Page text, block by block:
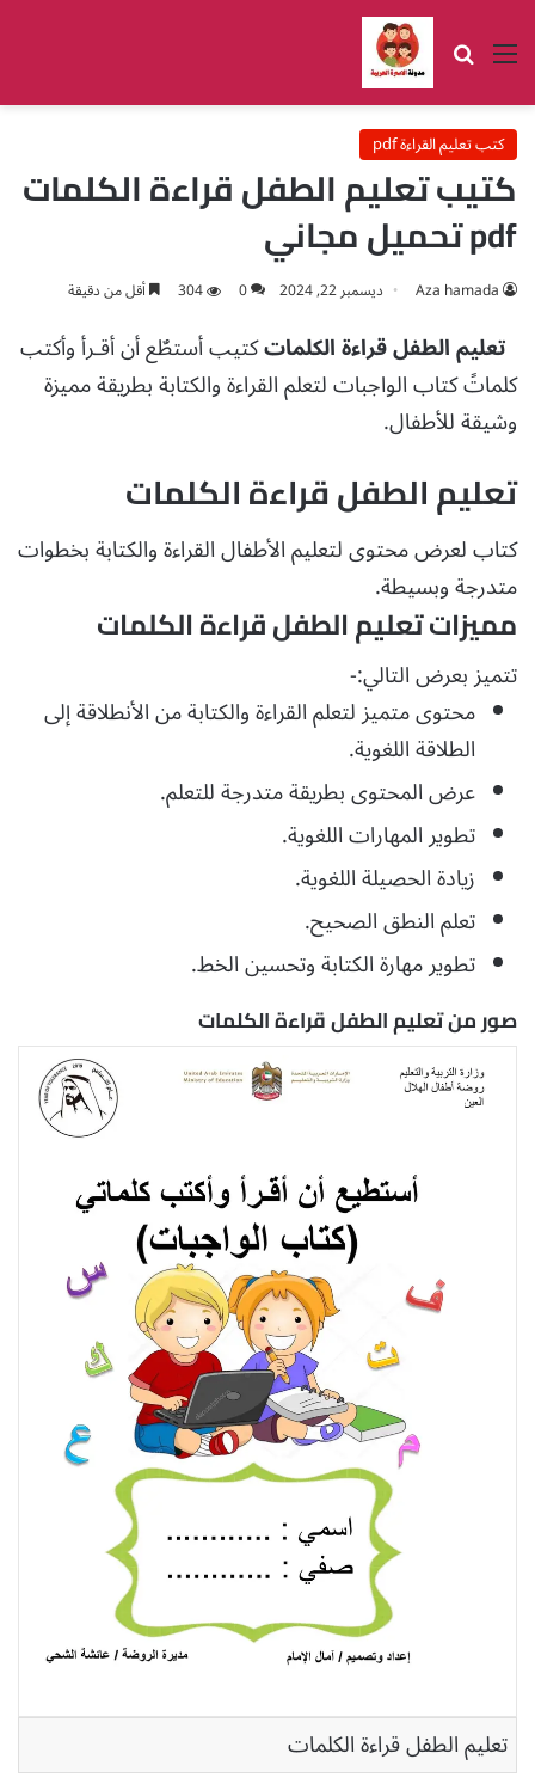
القائمة بحث عن
كتب تعليم القراءة pdf
كتيب تعليم الطفل قراءة الكلمات
pdf تحميل مجاني
Aza hamada ديسمبر 22, 2024 0
304 أقل من دقيقة
تعليم الطفل قراءة الكلماتكتيب أستطٌع أن أقـرأ وأكتب
كلماتً كتاب الواجبات لتعلم القراءة والكتابة بطريقة مميزة
وشيقة للأطفال.
تعليم الطفل قراءة الكلمات
كتاب لعرض محتوى لتعليم الأطفال القراءة والكتابة بخطوات
متدرجة وبسيطة.
مميزات تعليم الطفل قراءة الكلمات
تتميز بعرض التالي:-
محتوى متميز لتعلم القراءة والكتابة من الأنطلاقة إلى
الطلاقة اللغوية.
عرض المحتوى بطريقة متدرجة للتعلم.
تطوير المهارات اللغوية.
زيادة الحصيلة اللغوية.
تعلم النطق الصحيح.
تطوير مهارة الكتابة وتحسين الخط.
صور من تعليم الطفل قراءة الكلمات
تعليم الطفل قراءة الكلمات